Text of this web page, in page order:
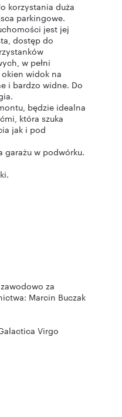
korzystania duża
parkingowe.
jest jej
dostęp do
w pełni
widok na
i bardzo widne. Do
będzie idealna
która szuka
jak i pod
garażu w podwórku.
za
Marcin Buczak
Virgo